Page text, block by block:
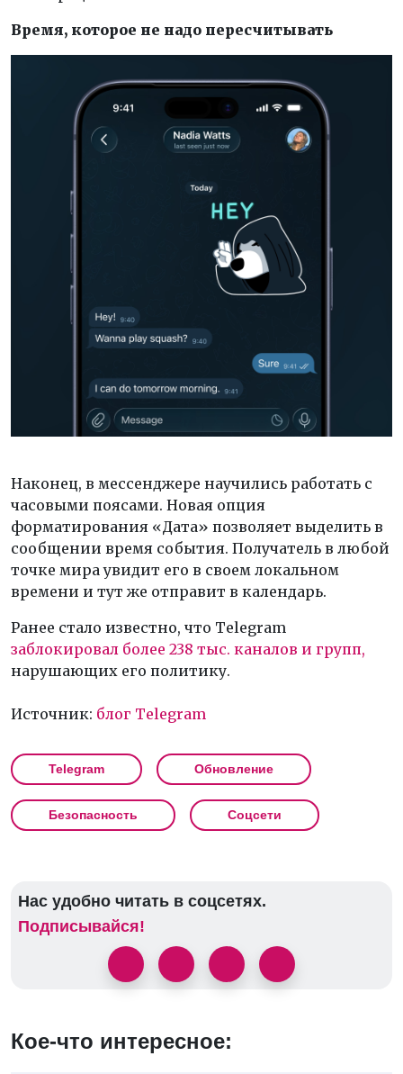
Время, которое не надо пересчитывать
Наконец, в мессенджере научились работать с
часовыми поясами. Новая опция
форматирования «Дата» позволяет выделить в
сообщении время события. Получатель в любой
точке мира увидит его в своем локальном
времени и тут же отправит в календарь.
Ранее стало известно, что Telegram
заблокировал более 238 тыс. каналов и групп,
нарушающих его политику.
Источник: блог Telegram
Telegram Обновление
Безопасность Соцсети
Нас удобно читать в соцсетях.
Подписывайся!
Кое-что интересное: